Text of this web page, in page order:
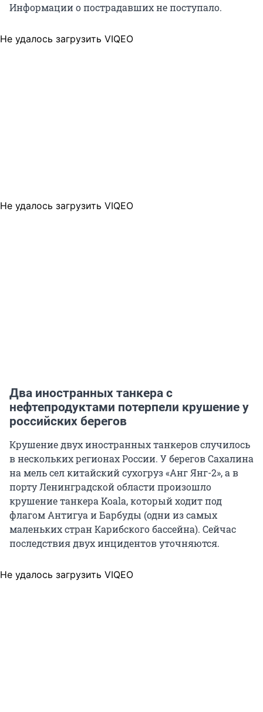
Информации о пострадавших не поступало.
Не удалось загрузить VIQEO
Не удалось загрузить VIQEO
Два иностранных танкера с
нефтепродуктами потерпели крушение у
российских берегов
Крушение двух иностранных танкеров случилось
в нескольких регионах России. У берегов Сахалина
на мель сел китайский сухогруз «Анг Янг-2», а в
порту Ленинградской области произошло
крушение танкера Koala, который ходит под
флагом Антигуа и Барбуды (одни из самых
маленьких стран Карибского бассейна). Сейчас
последствия двух инцидентов уточняются.
Не удалось загрузить VIQEO